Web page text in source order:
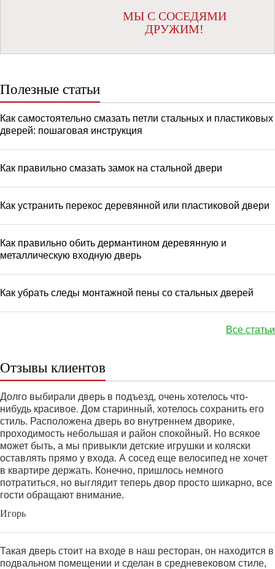
МЫ С СОСЕДЯМИ
ДРУЖИМ!
Полезные статьи
Как самостоятельно смазать петли стальных и пластиковых
дверей: пошаговая инструкция
Как правильно смазать замок на стальной двери
Как устранить перекос деревянной или пластиковой двери
Как правильно обить дермантином деревянную и
металлическую входную дверь
Как убрать следы монтажной пены со стальных дверей
Все статьи
Отзывы клиентов
Долго выбирали дверь в подъезд, очень хотелось что-
нибудь красивое. Дом старинный, хотелось сохранить его
стиль. Расположена дверь во внутреннем дворике,
проходимость небольшая и район спокойный. Но всякое
может быть, а мы привыкли детские игрушки и коляски
оставлять прямо у входа. А сосед еще велосипед не хочет
в квартире держать. Конечно, пришлось немного
потратиться, но выглядит теперь двор просто шикарно, все
гости обращают внимание.
Игорь
Такая дверь стоит на входе в наш ресторан, он находится в
подвальном помещении и сделан в средневековом стиле,